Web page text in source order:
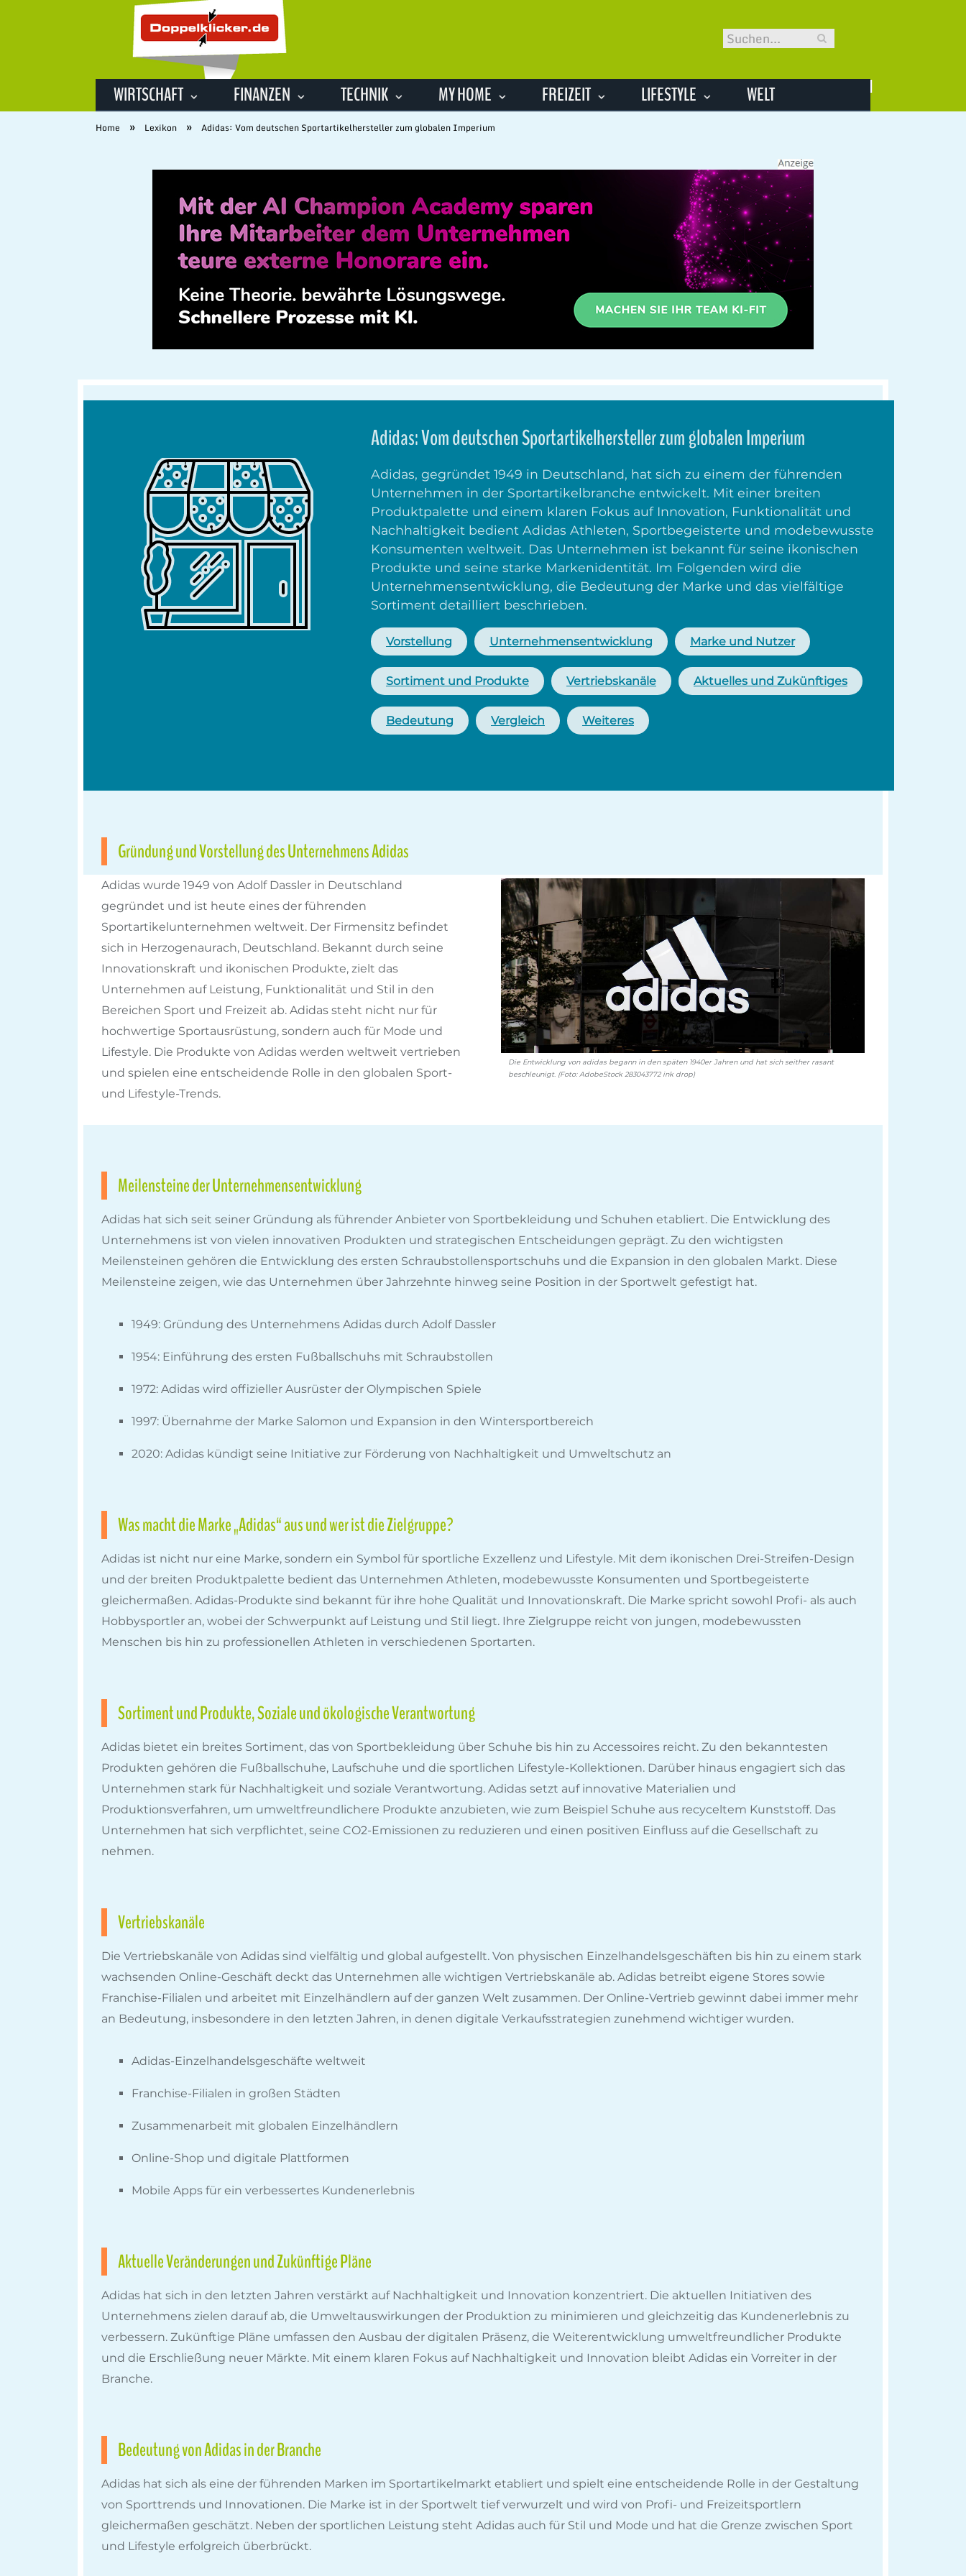
WIRTSCHAFT FINANZEN TECHNIK MY HOME FREIZEIT LIFESTYLE WELT
Home » Lexikon » Adidas: Vom deutschen Sportartikelhersteller zum globalen Imperium
Adidas: Vom deutschen Sportartikelhersteller zum globalen Imperium
Adidas, gegründet 1949 in Deutschland, hat sich zu einem der führenden
Unternehmen in der Sportartikelbranche entwickelt. Mit einer breiten
Produktpalette und einem klaren Fokus auf Innovation, Funktionalität und
Nachhaltigkeit bedient Adidas Athleten, Sportbegeisterte und modebewusste
Konsumenten weltweit. Das Unternehmen ist bekannt für seine ikonischen
Produkte und seine starke Markenidentität. Im Folgenden wird die
Unternehmensentwicklung, die Bedeutung der Marke und das vielfältige
Sortiment detailliert beschrieben.
Vorstellung Unternehmensentwicklung Marke und Nutzer
Sortiment und Produkte Vertriebskanäle Aktuelles und Zukünftiges
Bedeutung Vergleich Weiteres
Gründung und Vorstellung des Unternehmens Adidas
Adidas wurde 1949 von Adolf Dassler in Deutschland
gegründet und ist heute eines der führenden
Sportartikelunternehmen weltweit. Der Firmensitz befindet
sich in Herzogenaurach, Deutschland. Bekannt durch seine
Innovationskraft und ikonischen Produkte, zielt das
Unternehmen auf Leistung, Funktionalität und Stil in den
Bereichen Sport und Freizeit ab. Adidas steht nicht nur für
hochwertige Sportausrüstung, sondern auch für Mode und
Lifestyle. Die Produkte von Adidas werden weltweit vertrieben
und spielen eine entscheidende Rolle in den globalen Sport-
und Lifestyle-Trends.
Die Entwicklung von adidas begann in den späten 1940er Jahren und hat sich seither rasant
beschleunigt. (Foto: AdobeStock 283043772 ink drop)
Meilensteine der Unternehmensentwicklung
Adidas hat sich seit seiner Gründung als führender Anbieter von Sportbekleidung und Schuhen etabliert. Die Entwicklung des
Unternehmens ist von vielen innovativen Produkten und strategischen Entscheidungen geprägt. Zu den wichtigsten
Meilensteinen gehören die Entwicklung des ersten Schraubstollensportschuhs und die Expansion in den globalen Markt. Diese
Meilensteine zeigen, wie das Unternehmen über Jahrzehnte hinweg seine Position in der Sportwelt gefestigt hat.
1949: Gründung des Unternehmens Adidas durch Adolf Dassler
1954: Einführung des ersten Fußballschuhs mit Schraubstollen
1972: Adidas wird offizieller Ausrüster der Olympischen Spiele
1997: Übernahme der Marke Salomon und Expansion in den Wintersportbereich
2020: Adidas kündigt seine Initiative zur Förderung von Nachhaltigkeit und Umweltschutz an
Was macht die Marke „Adidas“ aus und wer ist die Zielgruppe?
Adidas ist nicht nur eine Marke, sondern ein Symbol für sportliche Exzellenz und Lifestyle. Mit dem ikonischen Drei-Streifen-Design
und der breiten Produktpalette bedient das Unternehmen Athleten, modebewusste Konsumenten und Sportbegeisterte
gleichermaßen. Adidas-Produkte sind bekannt für ihre hohe Qualität und Innovationskraft. Die Marke spricht sowohl Profi- als auch
Hobbysportler an, wobei der Schwerpunkt auf Leistung und Stil liegt. Ihre Zielgruppe reicht von jungen, modebewussten
Menschen bis hin zu professionellen Athleten in verschiedenen Sportarten.
Sortiment und Produkte, Soziale und ökologische Verantwortung
Adidas bietet ein breites Sortiment, das von Sportbekleidung über Schuhe bis hin zu Accessoires reicht. Zu den bekanntesten
Produkten gehören die Fußballschuhe, Laufschuhe und die sportlichen Lifestyle-Kollektionen. Darüber hinaus engagiert sich das
Unternehmen stark für Nachhaltigkeit und soziale Verantwortung. Adidas setzt auf innovative Materialien und
Produktionsverfahren, um umweltfreundlichere Produkte anzubieten, wie zum Beispiel Schuhe aus recyceltem Kunststoff. Das
Unternehmen hat sich verpflichtet, seine CO2-Emissionen zu reduzieren und einen positiven Einfluss auf die Gesellschaft zu
nehmen.
Vertriebskanäle
Die Vertriebskanäle von Adidas sind vielfältig und global aufgestellt. Von physischen Einzelhandelsgeschäften bis hin zu einem stark
wachsenden Online-Geschäft deckt das Unternehmen alle wichtigen Vertriebskanäle ab. Adidas betreibt eigene Stores sowie
Franchise-Filialen und arbeitet mit Einzelhändlern auf der ganzen Welt zusammen. Der Online-Vertrieb gewinnt dabei immer mehr
an Bedeutung, insbesondere in den letzten Jahren, in denen digitale Verkaufsstrategien zunehmend wichtiger wurden.
Adidas-Einzelhandelsgeschäfte weltweit
Franchise-Filialen in großen Städten
Zusammenarbeit mit globalen Einzelhändlern
Online-Shop und digitale Plattformen
Mobile Apps für ein verbessertes Kundenerlebnis
Aktuelle Veränderungen und Zukünftige Pläne
Adidas hat sich in den letzten Jahren verstärkt auf Nachhaltigkeit und Innovation konzentriert. Die aktuellen Initiativen des
Unternehmens zielen darauf ab, die Umweltauswirkungen der Produktion zu minimieren und gleichzeitig das Kundenerlebnis zu
verbessern. Zukünftige Pläne umfassen den Ausbau der digitalen Präsenz, die Weiterentwicklung umweltfreundlicher Produkte
und die Erschließung neuer Märkte. Mit einem klaren Fokus auf Nachhaltigkeit und Innovation bleibt Adidas ein Vorreiter in der
Branche.
Bedeutung von Adidas in der Branche
Adidas hat sich als eine der führenden Marken im Sportartikelmarkt etabliert und spielt eine entscheidende Rolle in der Gestaltung
von Sporttrends und Innovationen. Die Marke ist in der Sportwelt tief verwurzelt und wird von Profi- und Freizeitsportlern
gleichermaßen geschätzt. Neben der sportlichen Leistung steht Adidas auch für Stil und Mode und hat die Grenze zwischen Sport
und Lifestyle erfolgreich überbrückt.